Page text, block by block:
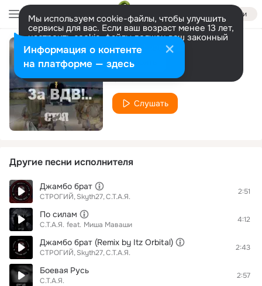
Войти
Мы используем cookie-файлы, чтобы улучшить
сервисы для вас. Если ваш возраст менее 13 лет,
настроить cookie-файлы должен ваш законный
представитель. Больше информации
Разрешить все Настроить
За ВДВ!..
С.Т.А.Я.
Слушать
Другие песни исполнителя
Джамбо брат
СТРОГИЙ Skyth27 С.Т.А.Я.
2:51
По силам
С.Т.А.Я. feat. Миша Маваши
4:12
Джамбо брат (Remix by Itz Orbital)
СТРОГИЙ Skyth27 С.Т.А.Я.
2:43
Боевая Русь
С.Т.А.Я.
2:57
Информация о контенте
на платформе — здесь